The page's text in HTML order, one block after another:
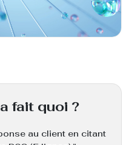
fait quoi ?
au client en citant